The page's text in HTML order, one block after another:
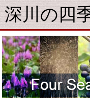
深川の四